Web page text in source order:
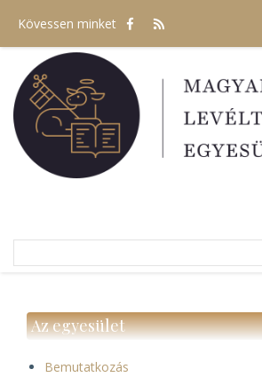
tartalomra
Kövessen minket
Search
Az egyesület
Bemutatkozás